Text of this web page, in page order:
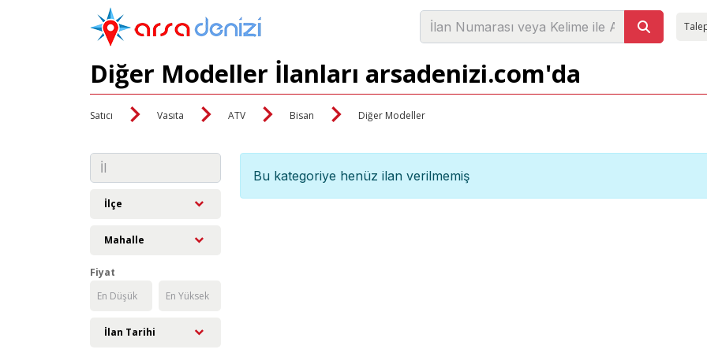
Diğer Modeller İlanları arsadenizi.com'da
Satıcı Vasıta ATV Bisan Diğer Modeller
İlçe
Mahalle
Fiyat
İlan Tarihi
Bu kategoriye henüz ilan verilmemiş